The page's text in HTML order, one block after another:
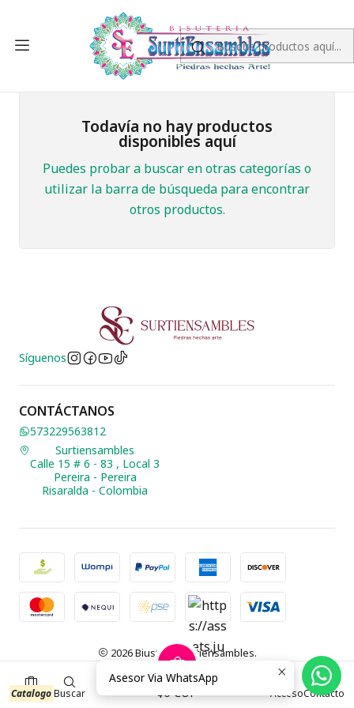
CatalogoBuscar
0
$0 COP AccesoContacto
NEOPRENO
6MM
Todavía no hay productos
disponibles aquí
Puedes probar a buscar en otras categorías o
utilizar la barra de búsqueda para encontrar
otros productos.
Síguenos
CONTÁCTANOS
573229563812
Surtiensambles
Calle 15 # 6 - 83 , Local 3
Pereira - Pereira
Risaralda - Colombia
2026 Biusteria Surtiensambles.
Desarrollado por Jumpseller.
Asesor Via WhatsApp